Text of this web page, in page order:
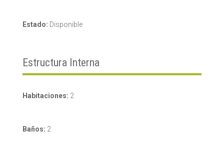
Estado: Disponible
Estructura Interna
Habitaciones: 2
Baños: 2